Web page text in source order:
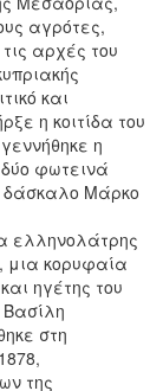
αγρότες,
αρχές του
και
η κοιτίδα του
η
φωτεινά
δάσκαλο Μάρκο
ελληνολάτρης
μια κορυφαία
ηγέτης του
Βασίλη
στη
της